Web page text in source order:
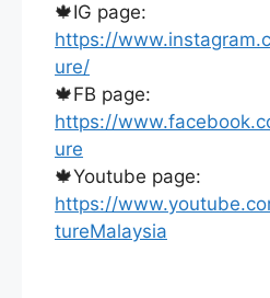
🍁IG page:
https://
ure/
🍁FB page:
https://
ure
🍁Youtube page:
https://
tureMalaysia